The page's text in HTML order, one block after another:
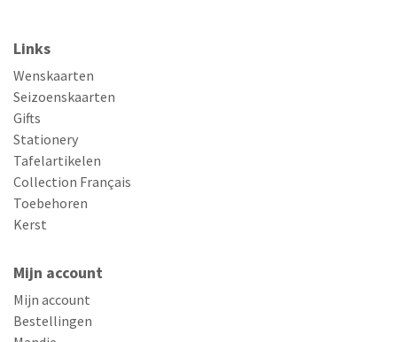
Links
Wenskaarten
Seizoenskaarten
Gifts
Stationery
Tafelartikelen
Collection Français
Toebehoren
Kerst
Mijn account
Mijn account
Bestellingen